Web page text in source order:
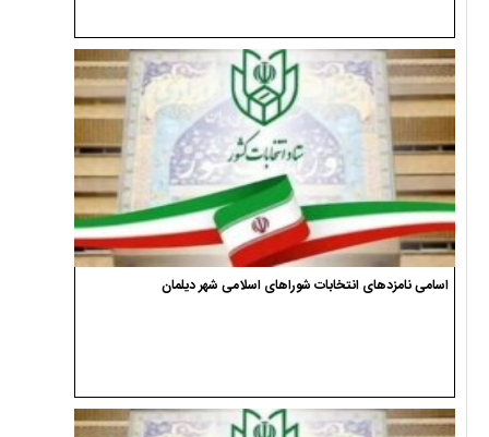
اسامی نامزدهای انتخابات شوراهای اسلامی شهر دیلمان